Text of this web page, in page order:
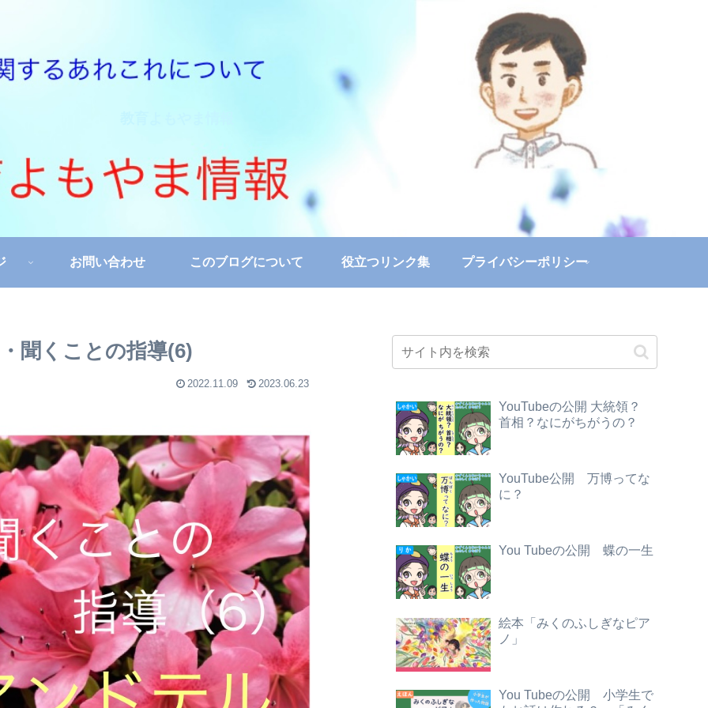
お問い合わせ このブログについて 役立つリンク集 プライバシーポリシー
聞くことの指導(6)
2022.11.09 2023.06.23
YouTubeの公開 大統領？
首相？なにがちがうの？
YouTube公開 万博ってな
に？
You Tubeの公開 蝶の一生
絵本「みくのふしぎなピア
ノ」
You Tubeの公開 小学生で